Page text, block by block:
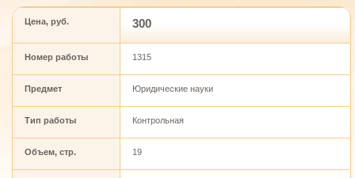
Цена, руб. 300
Номер работы 1315
Предмет Юридические науки
Тип работы Контрольная
Объем, стр. 19